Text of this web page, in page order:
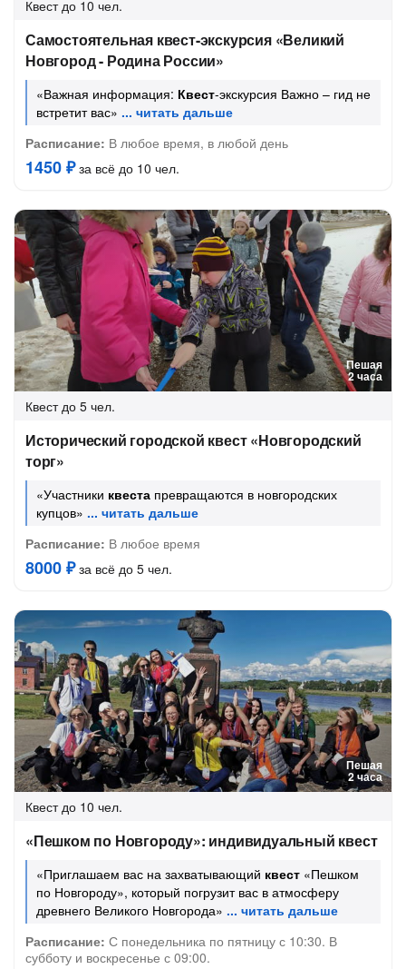
Квест до 10 чел.
Самостоятельная квест-экскурсия «Великий
Новгород - Родина России»
«Важная информация: Квест-экскурсия Важно – гид не
встретит вас»
Расписание: В любое время, в любой день
1450 ₽за всё до 10 чел.
Пешая
2 часа
Квест до 5 чел.
Исторический городской квест «Новгородский
торг»
«Участники квеста превращаются в новгородских
купцов»
Расписание: В любое время
8000 ₽за всё до 5 чел.
Пешая
2 часа
Квест до 10 чел.
«Пешком по Новгороду»: индивидуальный квест
«Приглашаем вас на захватывающий квест «Пешком
по Новгороду», который погрузит вас в атмосферу
древнего Великого Новгорода»
Расписание: С понедельника по пятницу с 10:30. В
субботу и воскресенье с 09:00.